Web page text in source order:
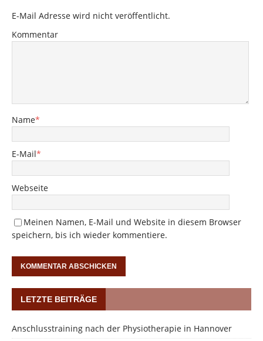
E-Mail Adresse wird nicht veröffentlicht.
Kommentar
Name*
E-Mail*
Webseite
Meinen Namen, E-Mail und Website in diesem Browser
speichern, bis ich wieder kommentiere.
LETZTE BEITRÄGE
Anschlusstraining nach der Physiotherapie in Hannover